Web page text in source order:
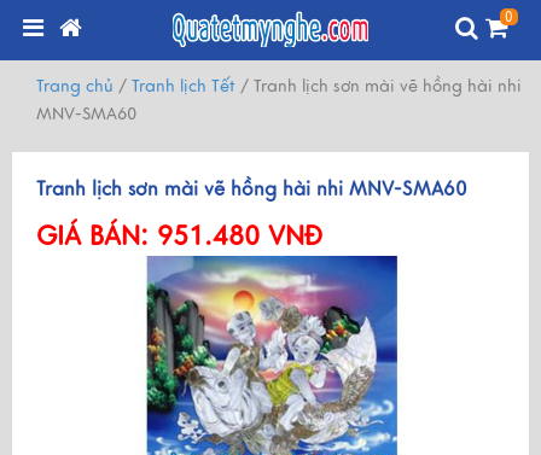
0
Trang chủ / Tranh lịch Tết / Tranh lịch sơn mài vẽ hồng hài nhi
MNV-SMA60
Tranh lịch sơn mài vẽ hồng hài nhi MNV-SMA60
GIÁ BÁN: 951.480 VNĐ